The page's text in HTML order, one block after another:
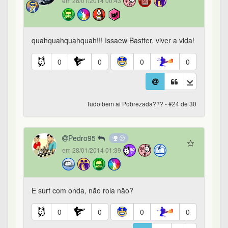
quahquahquahquah!!! Issaew Bastter, viver a vida!
0 0 0 0
Tudo bem ai Pobrezada??? - #24 de 30
Pedro95
em 28/01/2014 01:39
E surf com onda, não rola não?
0 0 0 0